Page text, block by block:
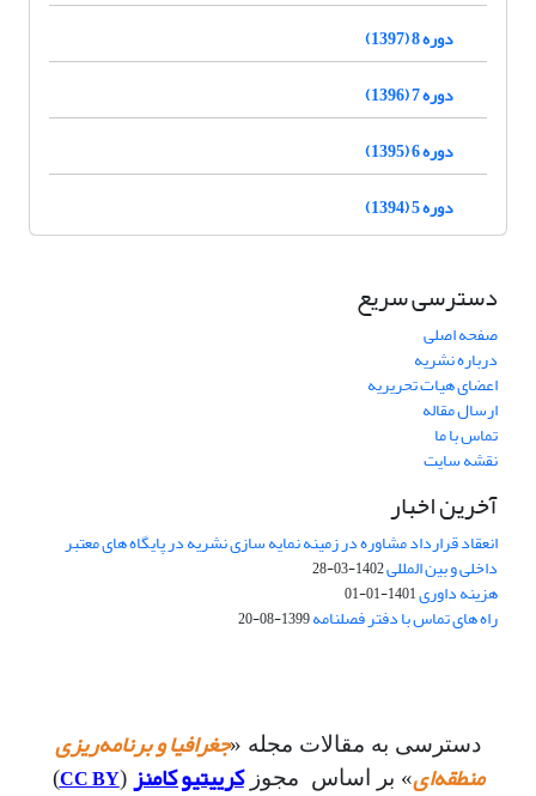
دوره 8 (1397)
دوره 7 (1396)
دوره 6 (1395)
دوره 5 (1394)
دسترسی سریع
صفحه اصلی
درباره نشریه
اعضای هیات تحریریه
ارسال مقاله
تماس با ما
نقشه سایت
آخرین اخبار
انعقاد قرارداد مشاوره در زمینه نمایه سازی نشریه در پایگاه های معتبر
داخلی و بین المللی1402-03-28
هزینه داوری1401-01-01
راه های تماس با دفتر فصلنامه1399-08-20
دسترسی به مقالات مجله «جغرافیا و برنامه‌ریزی
منطقه‌ای» بر اساس مجوزکرییتیو کامنز (
CC BY
)